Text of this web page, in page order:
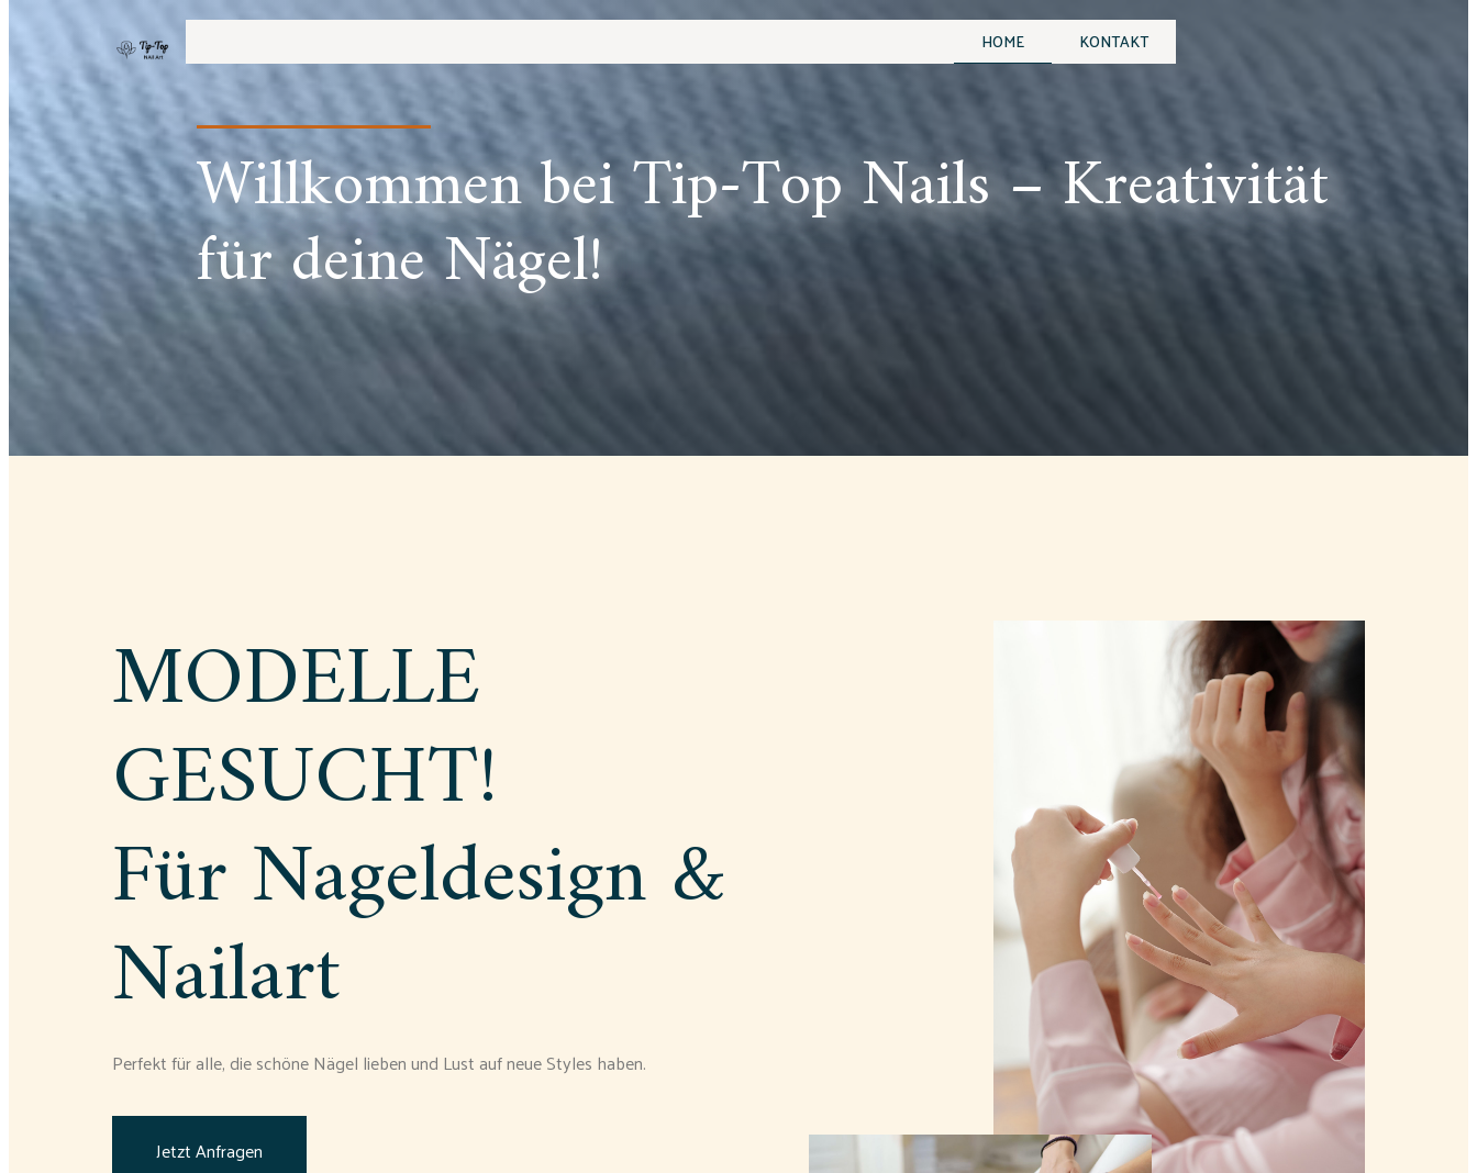
HOME KONTAKT
Willkommen bei Tip-Top Nails – Kreativität
für deine Nägel!
MODELLE
GESUCHT!
Für Nageldesign &
Nailart
Perfekt für alle, die schöne Nägel lieben und Lust auf neue Styles haben.
Jetzt Anfragen